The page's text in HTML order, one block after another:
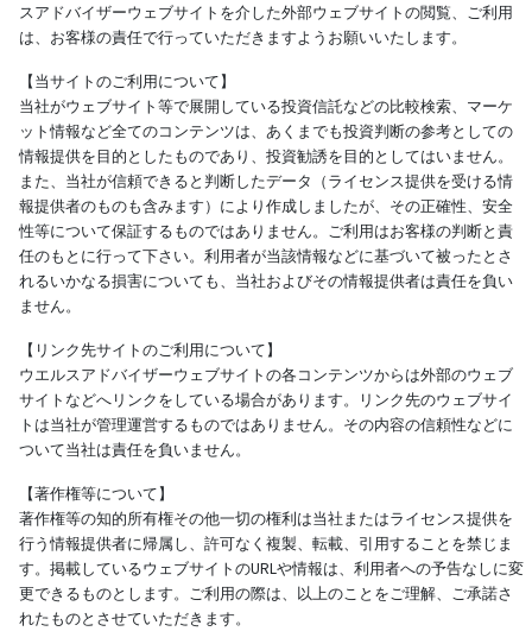
スアドバイザーウェブサイトを介した外部ウェブサイトの閲覧、ご利用
は、お客様の責任で行っていただきますようお願いいたします。
【当サイトのご利用について】
当社がウェブサイト等で展開している投資信託などの比較検索、マーケ
ット情報など全てのコンテンツは、あくまでも投資判断の参考としての
情報提供を目的としたものであり、投資勧誘を目的としてはいません。
また、当社が信頼できると判断したデータ（ライセンス提供を受ける情
報提供者のものも含みます）により作成しましたが、その正確性、安全
性等について保証するものではありません。ご利用はお客様の判断と責
任のもとに行って下さい。利用者が当該情報などに基づいて被ったとさ
れるいかなる損害についても、当社およびその情報提供者は責任を負い
ません。
【リンク先サイトのご利用について】
ウエルスアドバイザーウェブサイトの各コンテンツからは外部のウェブ
サイトなどへリンクをしている場合があります。リンク先のウェブサイ
トは当社が管理運営するものではありません。その内容の信頼性などに
ついて当社は責任を負いません。
【著作権等について】
著作権等の知的所有権その他一切の権利は当社またはライセンス提供を
行う情報提供者に帰属し、許可なく複製、転載、引用することを禁じま
す。掲載しているウェブサイトのURLや情報は、利用者への予告なしに変
更できるものとします。ご利用の際は、以上のことをご理解、ご承諾さ
れたものとさせていただきます。